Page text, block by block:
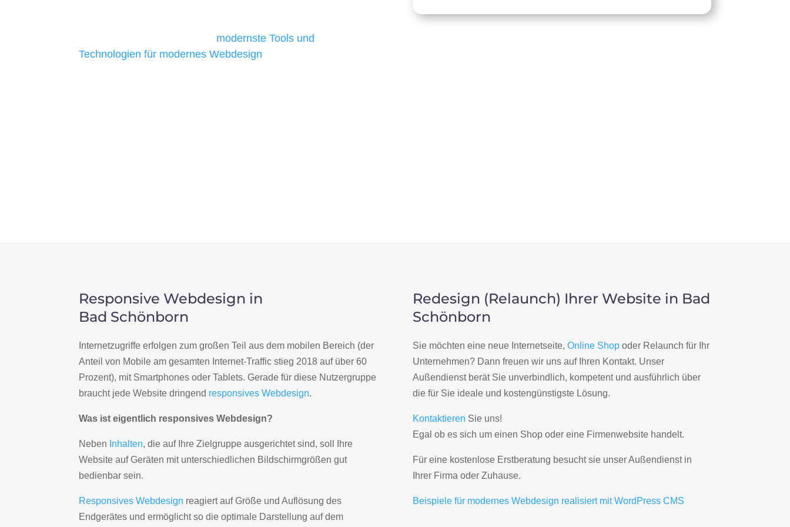
modernste Tools und
Technologien für modernes Webdesign
Responsive Webdesign in
Bad Schönborn
Internetzugriffe erfolgen zum großen Teil aus dem mobilen Bereich (der
Anteil von Mobile am gesamten Internet-Traffic stieg 2018 auf über 60
Prozent), mit Smartphones oder Tablets. Gerade für diese Nutzergruppe
braucht jede Website dringend responsives Webdesign.
Was ist eigentlich responsives Webdesign?
Neben Inhalten, die auf Ihre Zielgruppe ausgerichtet sind, soll Ihre
Website auf Geräten mit unterschiedlichen Bildschirmgrößen gut
bedienbar sein.
Responsives Webdesign reagiert auf Größe und Auflösung des
Endgerätes und ermöglicht so die optimale Darstellung auf dem
Redesign (Relaunch) Ihrer Website in Bad
Schönborn
Sie möchten eine neue Internetseite, Online Shopoder Relaunch für Ihr
Unternehmen? Dann freuen wir uns auf Ihren Kontakt. Unser
Außendienst berät Sie unverbindlich, kompetent und ausführlich über
die für Sie ideale und kostengünstigste Lösung.
Kontaktieren Sie uns!
Egal ob es sich um einen Shop oder eine Firmenwebsite handelt.
Für eine kostenlose Erstberatung besucht sie unser Außendienst in
Ihrer Firma oder Zuhause.
Beispiele für modernes Webdesign realisiert mit WordPress CMS